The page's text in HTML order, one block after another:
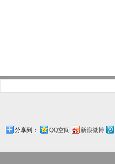
分享到： QQ空间 新浪微博